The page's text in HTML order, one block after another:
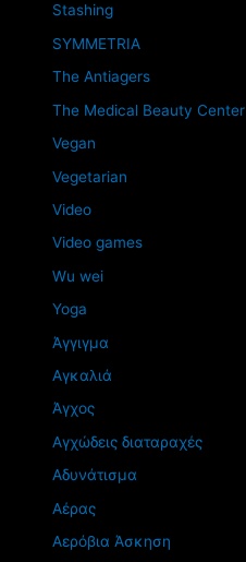
Stashing
SYMMETRIA
The Antiagers
The Medical Beauty Center
Vegan
Vegetarian
Video
Video games
Wu wei
Yoga
Άγγιγμα
Αγκαλιά
Άγχος
Αγχώδεις διαταραχές
Αδυνάτισμα
Αέρας
Αερόβια Άσκηση